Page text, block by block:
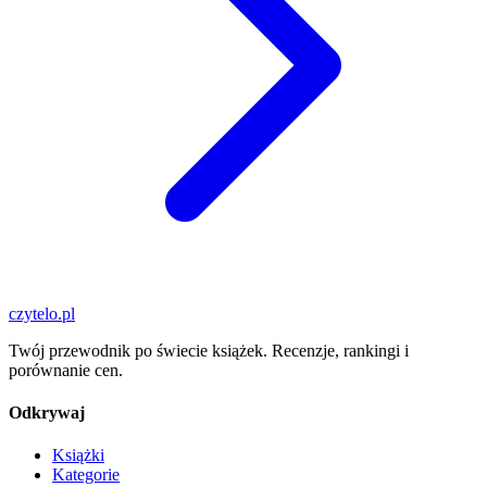
czytelo.pl
Twój przewodnik po świecie książek. Recenzje, rankingi i
porównanie cen.
Odkrywaj
Książki
Kategorie